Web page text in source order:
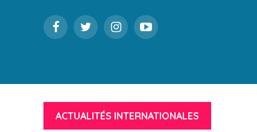
ACTUALITÉS INTERNATIONALES